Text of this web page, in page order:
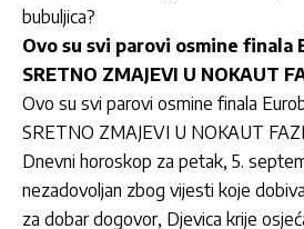
bubuljica?
Ovo su svi parovi osmine finala
SRETNO ZMAJEVI U NOKAUT
Ovo su svi parovi osmine finala
SRETNO ZMAJEVI U NOKAUT FAZI
Dnevni horoskop za petak, 5.
nezadovoljan zbog vijesti koje
za dobar dogovor, Djevica krije